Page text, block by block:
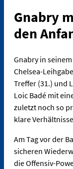
Gnabry
den
Gnabry in
Chelsea-
Treffer (31.) und
Loic Badé mit
zuletzt noch so
klare
Am Tag vor der
sicheren
die Offensiv-